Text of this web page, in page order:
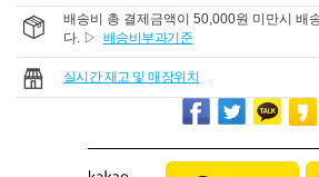
배송비 총 결제금액이 50,000원 미만시 배
다. ▷ 배송비부과기준
실시간 재고 및 매장위치